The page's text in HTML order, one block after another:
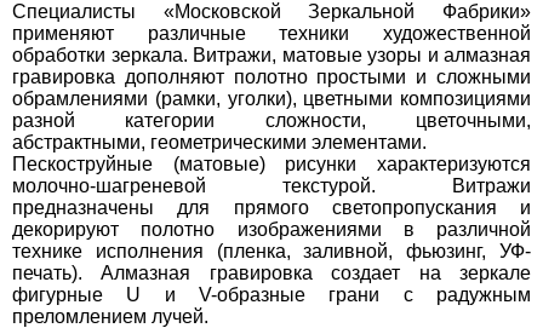
Специалисты «Московской Зеркальной Фабрики»
применяют различные техники художественной
обработки зеркала. Витражи, матовые узоры и алмазная
гравировка дополняют полотно простыми и сложными
обрамлениями (рамки, уголки), цветными композициями
разной категории сложности, цветочными,
абстрактными, геометрическими элементами.
Пескоструйные (матовые) рисунки характеризуются
молочно-шагреневой текстурой. Витражи
предназначены для прямого светопропускания и
декорируют полотно изображениями в различной
технике исполнения (пленка, заливной, фьюзинг, УФ-
печать). Алмазная гравировка создает на зеркале
фигурные U и V-образные грани с радужным
преломлением лучей.